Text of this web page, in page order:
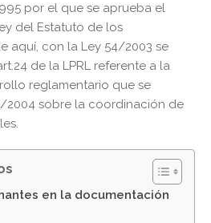
por el que se aprueba el
del Estatuto de los
aquí, con la Ley 54/2003 se
de la LPRL referente a la
reglamentario que se
2004 sobre la coordinación de
en la documentación